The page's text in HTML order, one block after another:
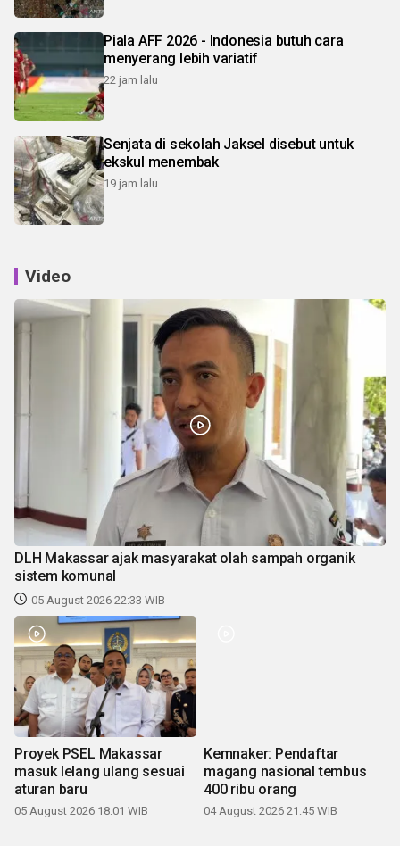
Piala AFF 2026 - Indonesia butuh cara
menyerang lebih variatif
22 jam lalu
Senjata di sekolah Jaksel disebut untuk
ekskul menembak
19 jam lalu
Video
DLH Makassar ajak masyarakat olah sampah organik
sistem komunal
05 August 2026 22:33 WIB
Proyek PSEL Makassar
masuk lelang ulang sesuai
aturan baru
05 August 2026 18:01 WIB
Kemnaker: Pendaftar
magang nasional tembus
400 ribu orang
04 August 2026 21:45 WIB